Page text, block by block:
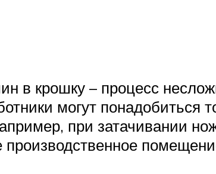
в крошку – процесс
могут понадобиться
при затачивании